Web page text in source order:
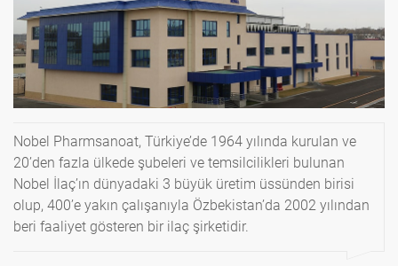
Nobel Pharmsanoat, Türkiye’de 1964 yılında kurulan ve
20’den fazla ülkede şubeleri ve temsilcilikleri bulunan
Nobel İlaç’ın dünyadaki 3 büyük üretim üssünden birisi
olup, 400’e yakın çalışanıyla Özbekistan’da 2002 yılından
beri faaliyet gösteren bir ilaç şirketidir.